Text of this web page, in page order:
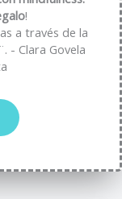
!
a través de la
- Clara Govela
para
comunicarte